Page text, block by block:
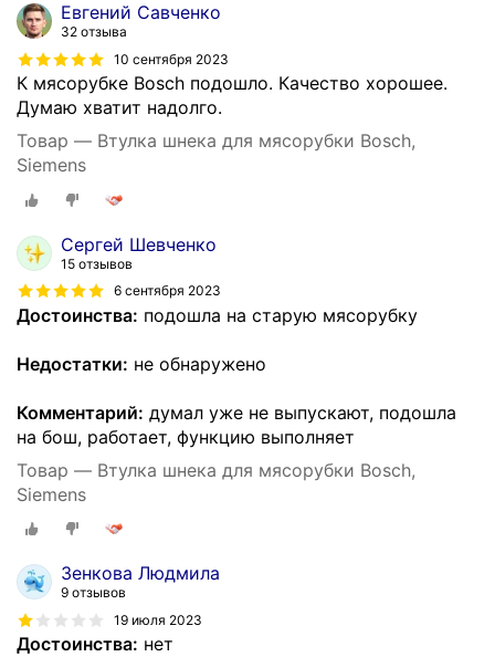
Евгений Савченко
32 отзыва
10 сентября 2023
К мясорубке Bosch подошло. Качество хорошее.
Думаю хватит надолго.
Товар — Втулка шнека для мясорубки Bosch,
Siemens
Сергей Шевченко
15 отзывов
6 сентября 2023
Достоинства: подошла на старую мясорубку
Недостатки: не обнаружено
Комментарий: думал уже не выпускают, подошла
на бош, работает, функцию выполняет
Товар — Втулка шнека для мясорубки Bosch,
Siemens
Зенкова Людмила
9 отзывов
19 июля 2023
Достоинства: нет